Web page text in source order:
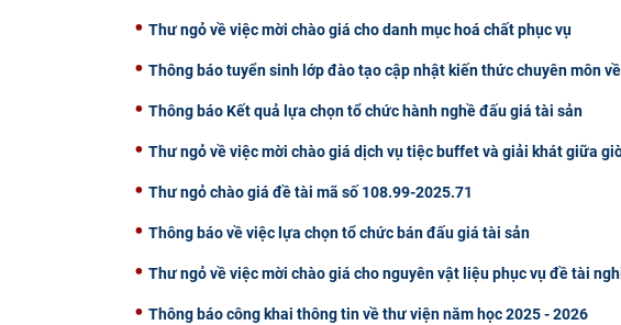
Thư ngỏ về việc mời chào giá cho danh mục hoá chất phục vụ
Thông báo tuyển sinh lớp đào tạo cập nhật kiến thức chuyên môn
Thông báo Kết quả lựa chọn tổ chức hành nghề đấu giá tài sản
Thư ngỏ về việc mời chào giá dịch vụ tiệc buffet và giải khát giữa
Thư ngỏ chào giá đề tài mã số 108.99-2025.71
Thông báo về việc lựa chọn tổ chức bán đấu giá tài sản
Thư ngỏ về việc mời chào giá cho nguyên vật liệu phục vụ đề tài
Thông báo công khai thông tin về thư viện năm học 2025 - 2026